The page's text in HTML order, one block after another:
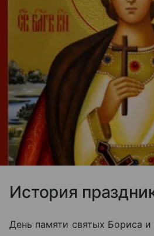
История
День памяти святых Бориса и